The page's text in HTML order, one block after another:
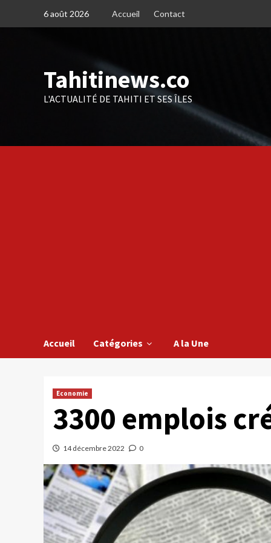
6 août 2026 Accueil Contact
Tahitinews.co
L'ACTUALITÉ DE TAHITI ET SES ÎLES
Accueil Catégories A la Une
Economie
3300 emplois
14 décembre 2022 0